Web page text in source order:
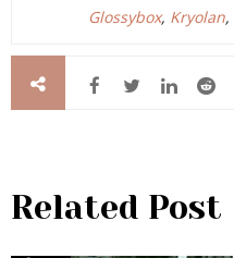
Glossybox, Kryolan,
Related Post